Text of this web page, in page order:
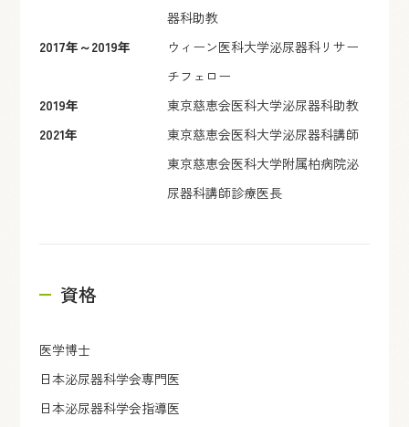
器科助教
2017年～2019年
ウィーン医科大学泌尿器科リサー
チフェロー
2019年
東京慈恵会医科大学泌尿器科助教
2021年
東京慈恵会医科大学泌尿器科講師
東京慈恵会医科大学附属柏病院泌
尿器科講師診療医長
資格
医学博士
日本泌尿器科学会専門医
日本泌尿器科学会指導医